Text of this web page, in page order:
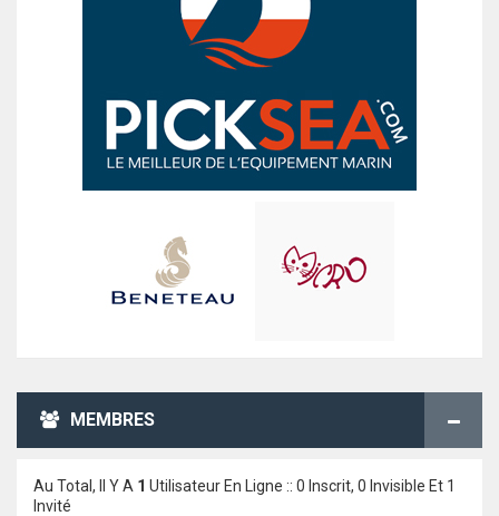
MEMBRES
Au Total, Il Y A 1 Utilisateur En Ligne :: 0 Inscrit, 0 Invisible Et 1
Invité